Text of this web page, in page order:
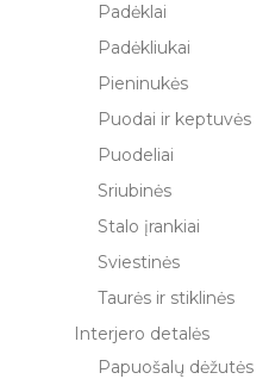
Padėklai
Padėkliukai
Pieninukės
Puodai ir keptuvės
Puodeliai
Sriubinės
Stalo įrankiai
Sviestinės
Taurės ir stiklinės
Interjero detalės
Papuošalų dėžutės